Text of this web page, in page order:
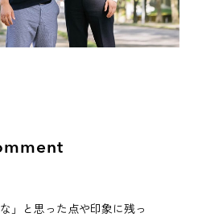
」と思った点や印象に残っ